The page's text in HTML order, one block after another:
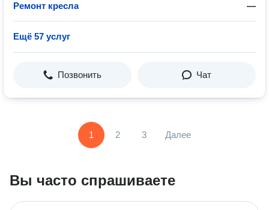
Ремонт кресла —
Ещё 57 услуг
Позвонить Чат
1 2 3 Далее
Вы часто спрашиваете